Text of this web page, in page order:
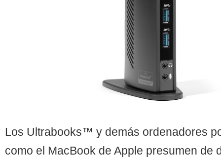
Los Ultrabooks™ y demás ordenadores
como el MacBook de Apple presumen de